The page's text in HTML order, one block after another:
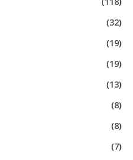
(32)
(19)
(19)
(13)
(8)
(8)
(7)